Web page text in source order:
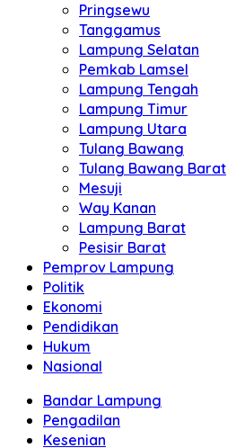
Pringsewu
Tanggamus
Lampung Selatan
Pemkab Lamsel
Lampung Tengah
Lampung Timur
Lampung Utara
Tulang Bawang
Tulang Bawang Barat
Mesuji
Way Kanan
Lampung Barat
Pesisir Barat
Pemprov Lampung
Politik
Ekonomi
Pendidikan
Hukum
Nasional
Bandar Lampung
Pengadilan
Kesenian